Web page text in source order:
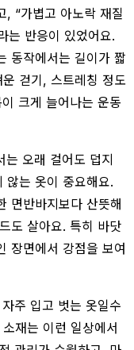
, “가볍고 아노락 재질
는 반응이 있었어요.
동작에서는 길이가 짧
걷기, 스트레칭 정도
크게 늘어나는 운동
는 오래 걸어도 덥지
않는 옷이 중요해요.
면반바지보다 산뜻해
도 살아요. 특히 바닷
장면에서 강점을 보여
주 입고 벗는 옷일수
재는 이런 일상에서